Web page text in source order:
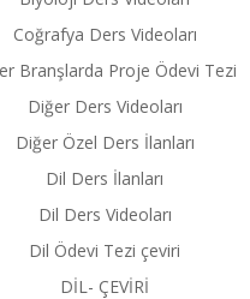
Coğrafya Ders Videoları
Branşlarda Proje Ödevi Tezi
Diğer Ders Videoları
Diğer Özel Ders İlanları
Dil Ders İlanları
Dil Ders Videoları
Dil Ödevi Tezi çeviri
DİL- ÇEVİRİ